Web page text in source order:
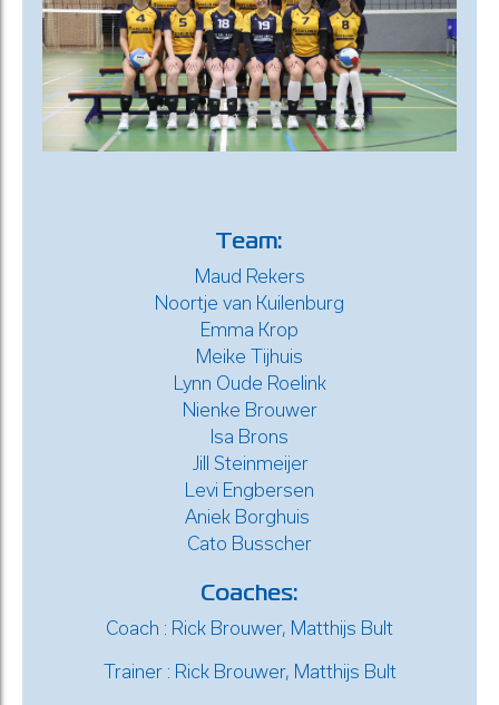
Team:
Maud Rekers
Noortje van Kuilenburg
Emma Krop
Meike Tijhuis
Lynn Oude Roelink
Nienke Brouwer
Isa Brons
Jill Steinmeijer
Levi Engbersen
Aniek Borghuis
Cato Busscher
Coaches:
Coach : Rick Brouwer, Matthijs Bult
Trainer : Rick Brouwer, Matthijs Bult